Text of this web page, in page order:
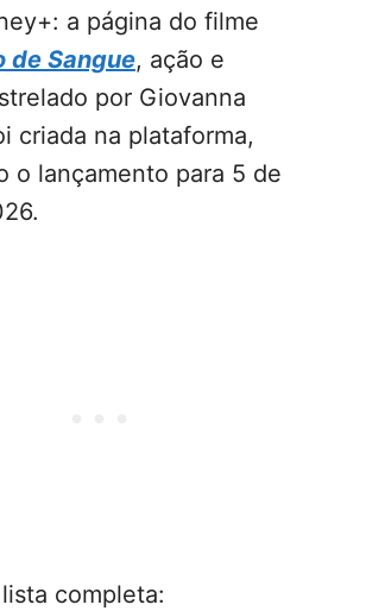
a página do filme
de Sangue, ação e
por Giovanna
criada na plataforma,
o lançamento para 5 de
completa: